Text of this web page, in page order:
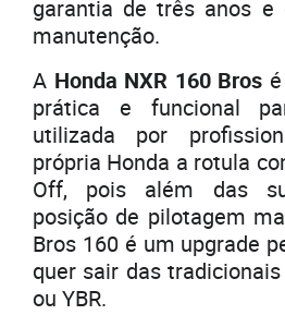
garantia de três anos e
manutenção.
A Honda NXR 160 Bros
prática e funcional
utilizada por
própria Honda a rotula
Off, pois além das
posição de pilotagem
Bros 160 é um upgrade
quer sair das
ou YBR.